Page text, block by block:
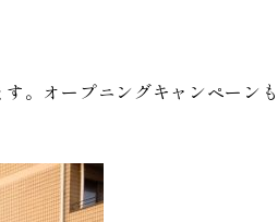
。オープニングキャンペーン